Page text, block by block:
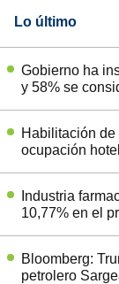
Lo último
Gobierno ha
y 58% se
Habilitación
ocupación
Industria
10,77% en el
Bloomberg:
petrolero